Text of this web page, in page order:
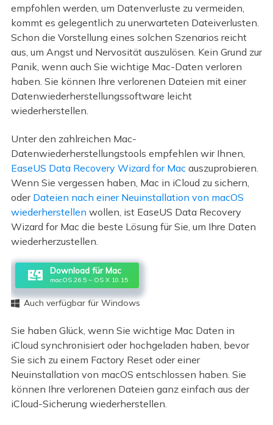
empfohlen werden, um Datenverluste zu vermeiden,
kommt es gelegentlich zu unerwarteten Dateiverlusten.
Schon die Vorstellung eines solchen Szenarios reicht
aus, um Angst und Nervosität auszulösen. Kein Grund zur
Panik, wenn auch Sie wichtige Mac-Daten verloren
haben. Sie können Ihre verlorenen Dateien mit einer
Datenwiederherstellungssoftware leicht
wiederherstellen.
Unter den zahlreichen Mac-
Datenwiederherstellungstools empfehlen wir Ihnen,
EaseUS Data Recovery Wizard for Mac auszuprobieren.
Wenn Sie vergessen haben, Mac in iCloud zu sichern,
oder Dateien nach einer Neuinstallation von macOS
wiederherstellen wollen, ist EaseUS Data Recovery
Wizard for Mac die beste Lösung für Sie, um Ihre Daten
wiederherzustellen.
Download für Mac
macOS 26.5 ~ OS X 10.15
 Auch verfügbar für Windows
Sie haben Glück, wenn Sie wichtige Mac Daten in
iCloud synchronisiert oder hochgeladen haben, bevor
Sie sich zu einem Factory Reset oder einer
Neuinstallation von macOS entschlossen haben. Sie
können Ihre verlorenen Dateien ganz einfach aus der
iCloud-Sicherung wiederherstellen.